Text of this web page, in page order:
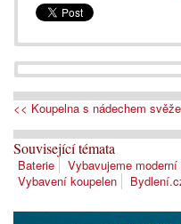
<< Koupelna s nádechem
Související témata
Baterie Vybavujeme moderní
Vybavení koupelen